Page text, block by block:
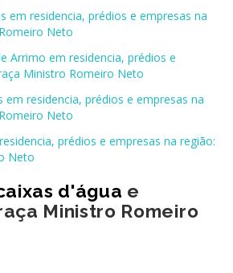
em residencia, prédios e empresas na
Neto
Arrimo em residencia, prédios e
Ministro Romeiro Neto
em residencia, prédios e empresas na
Neto
prédios e empresas na região:
Neto
d'água e
Ministro Romeiro